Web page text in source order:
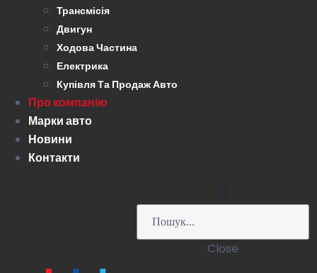
Трансмісія
Двигун
Ходова Частина
Електрика
Купівля Та Продаж Авто
Про компанію
Марки авто
Новини
Контакти
Close